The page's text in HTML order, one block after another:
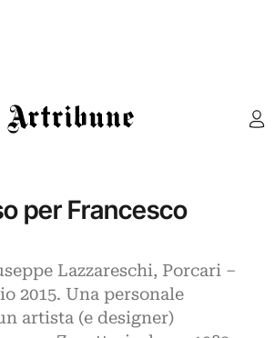
Artribune
per Francesco
Lazzareschi, Porcari –
2015. Una personale
artista (e designer)